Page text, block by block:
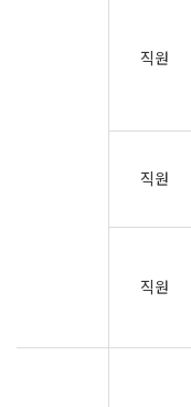
직원
직원
직원